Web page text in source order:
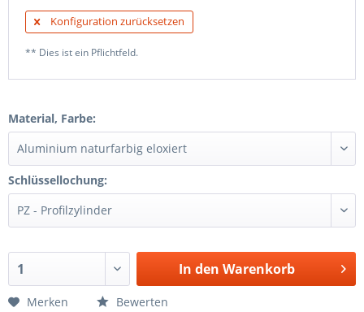
Konfiguration zurücksetzen
** Dies ist ein Pflichtfeld.
Material, Farbe:
Schlüssellochung:
In den Warenkorb
Merken Bewerten